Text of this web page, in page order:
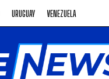
URUGUAY VENEZUELA